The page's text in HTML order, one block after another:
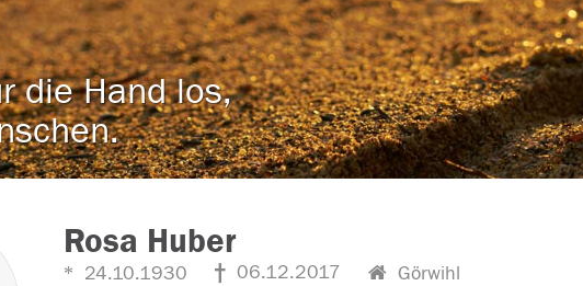
die Hand los,
Rosa Huber
24.10.1930 06.12.2017 Görwihl